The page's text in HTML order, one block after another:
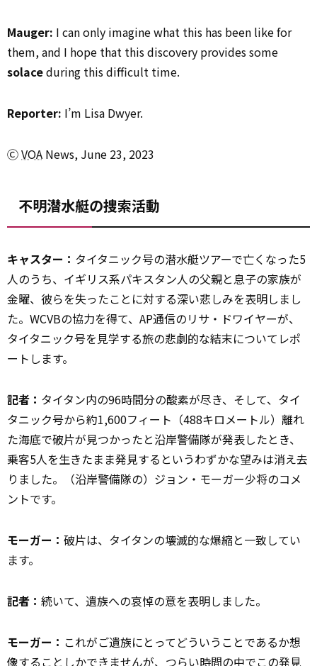
Mauger: I can only imagine what this has been like for
them, and I hope that this discovery provides some
solaceduring this difficult time.
Reporter: I’m Lisa Dwyer.
ⒸVOA News, June 23, 2023
不明潜水艇の捜索活動
キャスター： タイタニック号の潜水艇ツアーで亡くなった5
人のうち、イギリス系パキスタン人の父親と息子の家族が
金曜、彼らを失ったことに対する深い悲しみを表明しまし
た。WCVBの協力を得て、AP通信のリサ・ドワイヤーが、
タイタニック号を見学する旅の悲劇的な結末についてレポ
ートします。
記者： タイタン内の96時間分の酸素が尽き、そして、タイ
タニック号から約1,600フィート（488キロメートル）離れ
た海底で破片が見つかったと沿岸警備隊が発表したとき、
乗客5人を生きたまま発見するというわずかな望みは消え去
りました。（沿岸警備隊の）ジョン・モーガー少将のコメ
ントです。
モーガー： 破片は、タイタンの壊滅的な爆縮と一致してい
ます。
記者： 続いて、遺族への哀悼の意を表明しました。
モーガー： これがご遺族にとってどういうことであるか想
像することしかできませんが、つらい時間の中でこの発見